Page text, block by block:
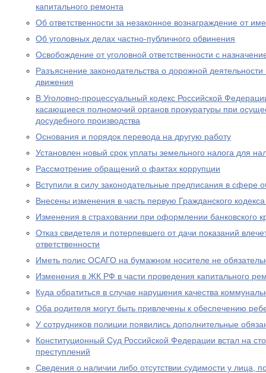
капитального ремонта
Об ответственности за незаконное вознаграждение от
Об уголовных делах частно-публичного обвинения
Освобождение от уголовной ответственности с
Разъяснение законодательства о дорожной
движения
В Уголовно-процессуальный кодекс Российской
касающиеся полномочий органов прокуратуры при
досудебного производства
Основания и порядок перевода на другую работу
Установлен новый срок уплаты земельного налога для
Рассмотрение обращений о фактах коррупции
Вступили в силу законодательные предписания в сфере
Внесены изменения в часть первую Гражданского
Изменения в страховании при оформлении банковского
Отказ свидетеля и потерпевшего от дачи показаний
ответственности
Иметь полис ОСАГО на бумажном носителе не
Изменения в ЖК РФ в части проведения капитального
Куда обратиться в случае нарушения качества
Оба родителя могут быть привлечены к обеспечению
У сотрудников полиции появились дополнительные
Конституционный Суд Российской Федерации встал на
преступлений
Сведения о наличии либо отсутствии судимости у лица,